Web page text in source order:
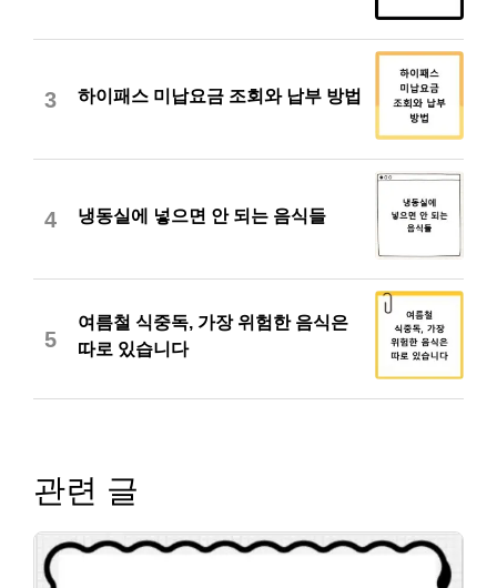
3 하이패스 미납요금 조회와 납부 방법
4 냉동실에 넣으면 안 되는 음식들
5
여름철 식중독, 가장 위험한 음식은
따로 있습니다
관련 글